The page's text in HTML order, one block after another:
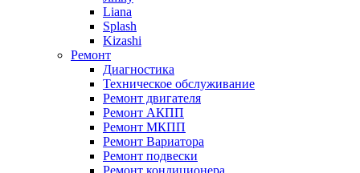
Liana
Splash
Kizashi
Ремонт
Диагностика
Техническое обслуживание
Ремонт двигателя
Ремонт АКПП
Ремонт МКПП
Ремонт Вариатора
Ремонт подвески
Ремонт кондиционера